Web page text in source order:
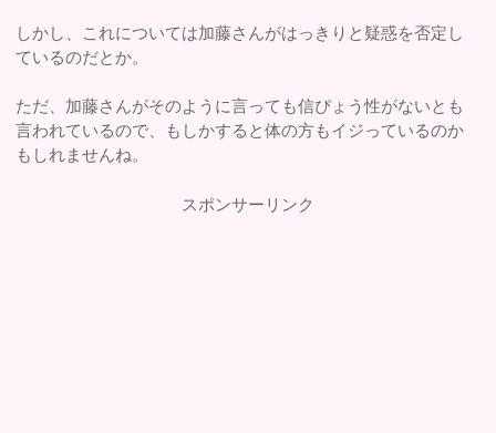
しかし、これについては加藤さんがはっきりと疑惑を否定し
ているのだとか。
ただ、加藤さんがそのように言っても信ぴょう性がないとも
言われているので、もしかすると体の方もイジっているのか
もしれませんね。
スポンサーリンク